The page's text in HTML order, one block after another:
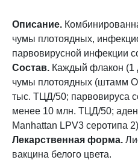
Описание.
чумы плотоядных,
парвовирусной инфекции
Состав. Каждый флакон (1
чумы плотоядных (штамм
тыс. ТЦД/50; парвовируса
менее 10 млн. ТЦД/50;
Manhattan LPV3 серотипа
Лекарственная форма.
вакцина белого цвета.